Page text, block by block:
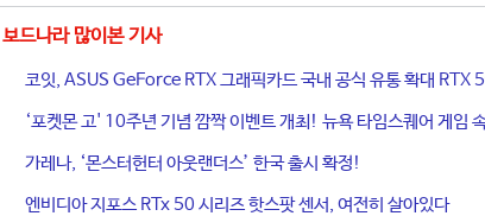
보드나라 많이본 기사
코잇, ASUS GeForce RTX 그래픽카드 국내 공식 유통 확대 RTX
‘포켓몬 고' 10주년 기념 깜짝 이벤트 개최! 뉴욕 타임스퀘어 게임
가레나, ‘몬스터헌터 아웃랜더스’ 한국 출시 확정!
엔비디아 지포스 RTx 50 시리즈 핫스팟 센서, 여전히 살아있다